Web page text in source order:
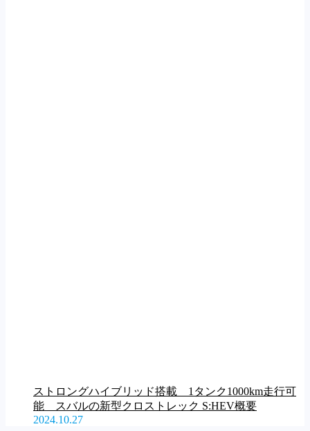
ストロングハイブリッド搭載 1タンク1000km走行可
能 スバルの新型クロストレック S:HEV概要
2024.10.27